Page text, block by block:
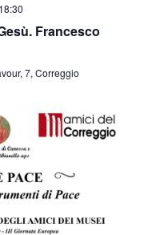
18:30
Francesco
7, Correggio